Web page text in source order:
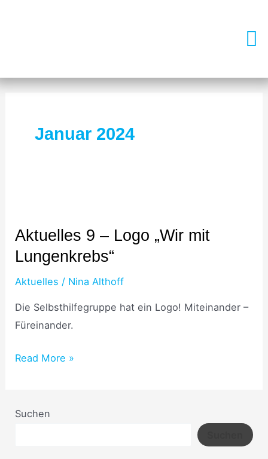
Januar 2024
Aktuelles 9 – Logo „Wir mit
Lungenkrebs“
Aktuelles / Nina Althoff
Die Selbsthilfegruppe hat ein Logo! Miteinander –
Füreinander.
–
Logo
Lungenkrebs“
Read More »
Suchen